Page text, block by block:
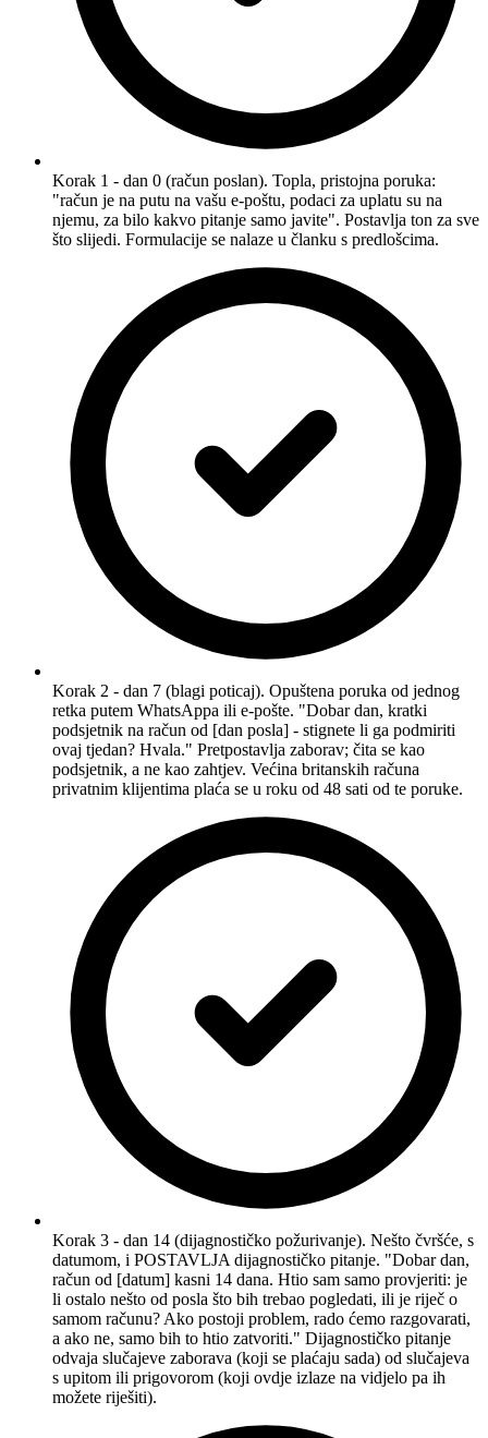
Korak 1 - dan 0 (račun poslan). Topla, pristojna poruka:
"račun je na putu na vašu e-poštu, podaci za uplatu su na
njemu, za bilo kakvo pitanje samo javite". Postavlja ton za sve
što slijedi. Formulacije se nalaze u članku s predlošcima.
Korak 2 - dan 7 (blagi poticaj). Opuštena poruka od jednog
retka putem WhatsAppa ili e-pošte. "Dobar dan, kratki
podsjetnik na račun od [dan posla] - stignete li ga podmiriti
ovaj tjedan? Hvala." Pretpostavlja zaborav; čita se kao
podsjetnik, a ne kao zahtjev. Većina britanskih računa
privatnim klijentima plaća se u roku od 48 sati od te poruke.
Korak 3 - dan 14 (dijagnostičko požurivanje). Nešto čvršće, s
datumom, i POSTAVLJA dijagnostičko pitanje. "Dobar dan,
račun od [datum] kasni 14 dana. Htio sam samo provjeriti: je
li ostalo nešto od posla što bih trebao pogledati, ili je riječ o
samom računu? Ako postoji problem, rado ćemo razgovarati,
a ako ne, samo bih to htio zatvoriti." Dijagnostičko pitanje
odvaja slučajeve zaborava (koji se plaćaju sada) od slučajeva
s upitom ili prigovorom (koji ovdje izlaze na vidjelo pa ih
možete riješiti).